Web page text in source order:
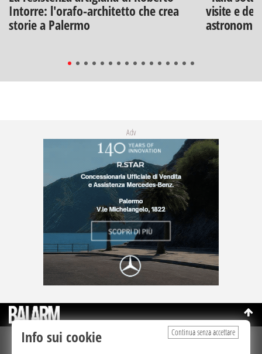
Intorre: l'orafo-architetto che crea
storie a Palermo
visite e
astronomia
Adv
©Copyright 2003-2026
Continua senza accettare
Info sui cookie